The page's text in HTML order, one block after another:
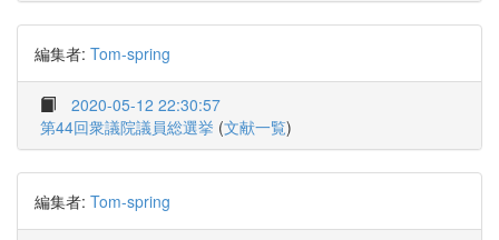
編集者: Tom-spring
2020-05-12 22:30:57
第44回衆議院議員総選挙 (文献一覧)
編集者: Tom-spring